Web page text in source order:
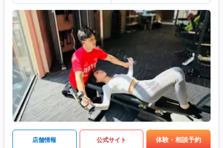
店舗情報 公式サイト 体験・相談予約